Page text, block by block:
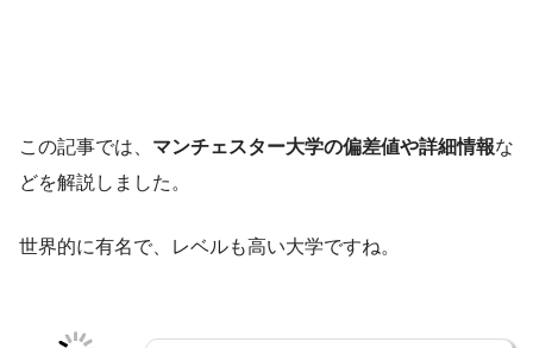
この記事では、 マンチェスター大学の偏差値や詳細情報な
どを解説しました。
世界的に有名で、レベルも高い大学ですね。